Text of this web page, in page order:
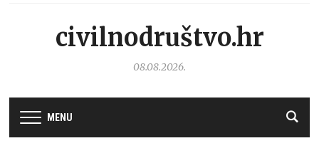
civilnodruštvo.hr
08.08.2026.
MENU